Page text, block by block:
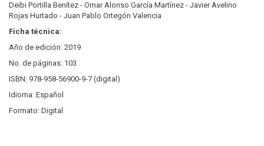
Deibi Portilla Benítez - Omar Alonso García Martínez - Javier Avelino
Rojas Hurtado - Juan Pablo Ortegón Valencia
Ficha técnica:
Año de edición: 2019
No. de páginas: 103
ISBN: 978-958-56900-9-7 (digital)
Idioma: Español
Formato: Digital